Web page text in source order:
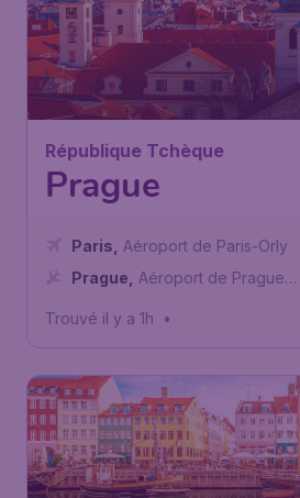
République Tchèque
Prague
Paris
Aéroport de Paris-Orly
Prague
Aéroport de Prague-
Trouvé il y a 1h •